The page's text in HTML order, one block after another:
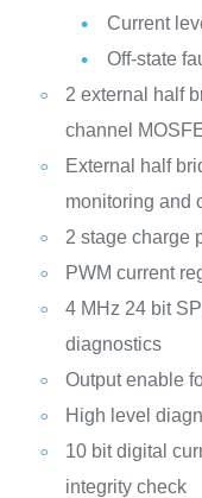
Current
Off-state
2 external half
channel
External half
monitoring and
2 stage charge
PWM current
4 MHz 24 bit
diagnostics
Output enable
High level
10 bit digital
integrity check